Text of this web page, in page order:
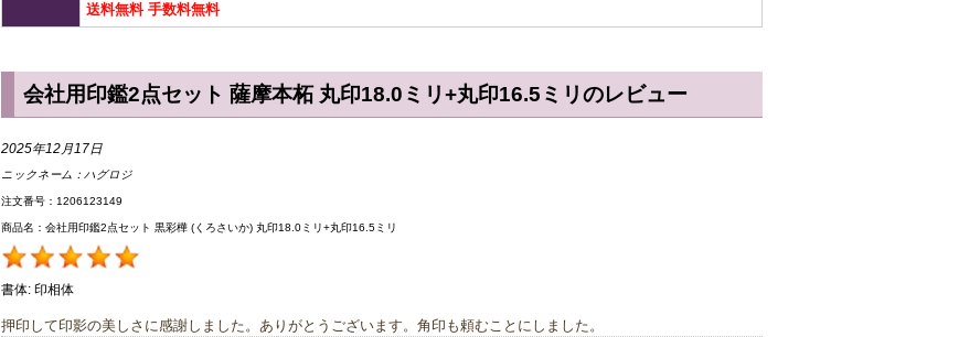
送料無料 手数料無料
会社用印鑑2点セット 薩摩本柘 丸印18.0ミリ+丸印16.5ミリのレビュー
2025年12月17日
ニックネーム： ハグロジ
注文番号：1206123149
商品名：会社用印鑑2点セット 黒彩樺 (くろさいか) 丸印18.0ミリ+丸印16.5ミリ
書体: 印相体
押印して印影の美しさに感謝しました。ありがとうございます。角印も頼むことにしました。